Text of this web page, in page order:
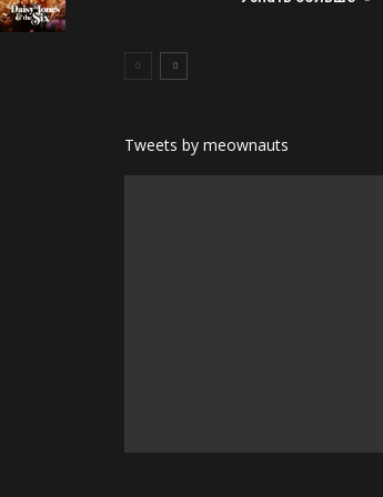
Tweets by meownauts